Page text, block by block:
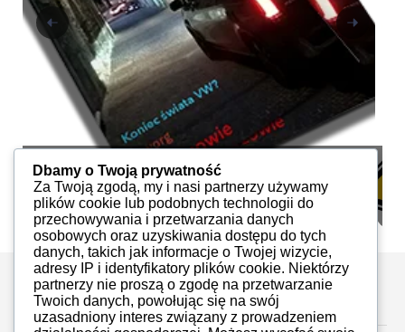
iAuto 7, 2015
iMoto PDF
Zostaw komentarz
Dbamy o Twoją prywatność
Za Twoją zgodą, my i nasi partnerzy używamy
plików cookie lub podobnych technologii do
przechowywania i przetwarzania danych
osobowych oraz uzyskiwania dostępu do tych
danych, takich jak informacje o Twojej wizycie,
adresy IP i identyfikatory plików cookie. Niektórzy
partnerzy nie proszą o zgodę na przetwarzanie
Twoich danych, powołując się na swój
uzasadniony interes związany z prowadzeniem